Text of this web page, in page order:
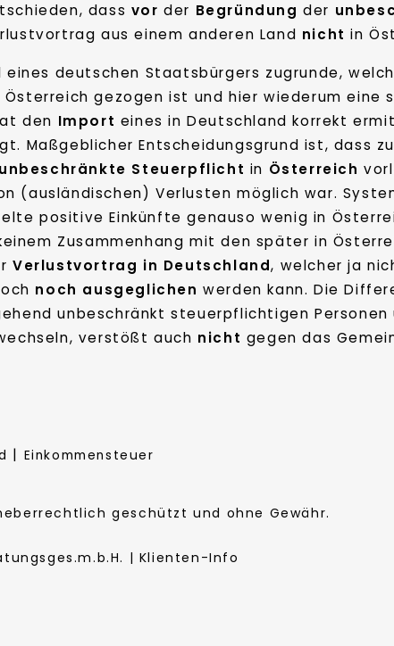
dass vor der Begründung der
aus einem anderen Land nicht in
eines deutschen Staatsbürgers zugrunde,
gezogen ist und hier wiederum eine
den Import eines in Deutschland korrekt
Maßgeblicher Entscheidungsgrund ist, dass
Steuerpflicht in Österreich
(ausländischen) Verlusten möglich war.
positive Einkünfte genauso wenig in
Zusammenhang mit den später in
Verlustvortrag in Deutschland, welcher ja
noch ausgeglichenwerden kann. Die
unbeschränkt steuerpflichtigen
verstößt auch nicht gegen das
| Einkommensteuer
geschützt und ohne Gewähr.
| Klienten-Info